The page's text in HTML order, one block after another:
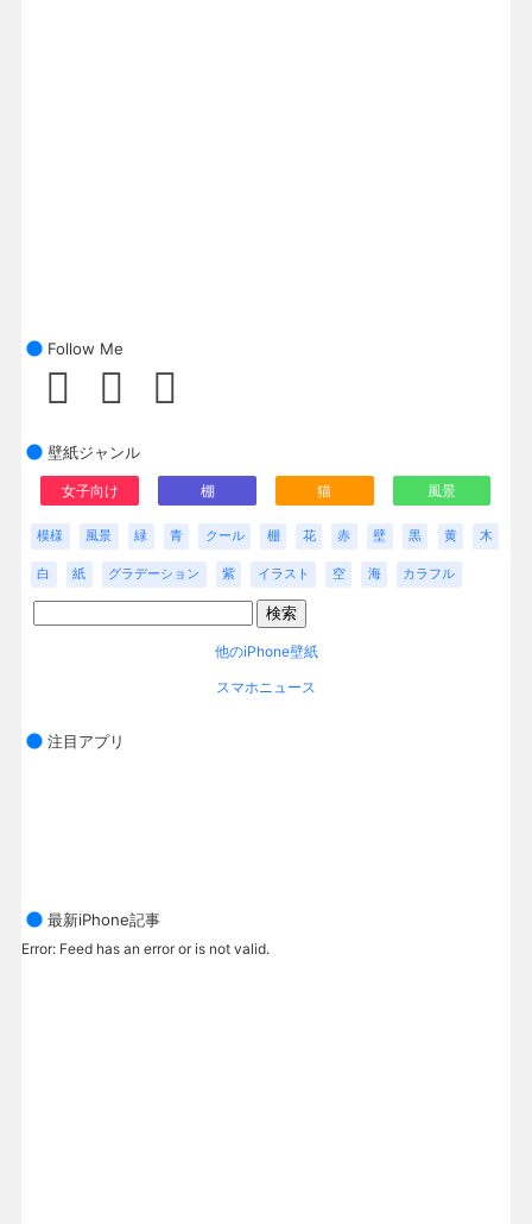
Follow Me
壁紙ジャンル
女子向け 棚 猫 風景
模様 風景 緑 青 クール 棚 花 赤 壁 黒 黄 木
白 紙 グラデーション 紫 イラスト 空 海 カラフル
他のiPhone壁紙
スマホニュース
注目アプリ
最新iPhone記事
Error: Feed has an error or is not valid.